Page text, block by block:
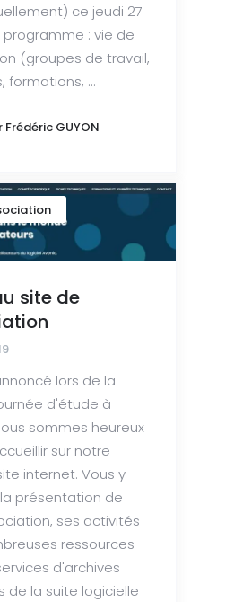
ce jeudi 27
programme : vie de
(groupes de travail,
formations, ...
Frédéric GUYON
site de
lors de la
d'étude à
sommes heureux
sur notre
internet. Vous y
présentation de
ses activités
ressources
d'archives
de la suite logicielle